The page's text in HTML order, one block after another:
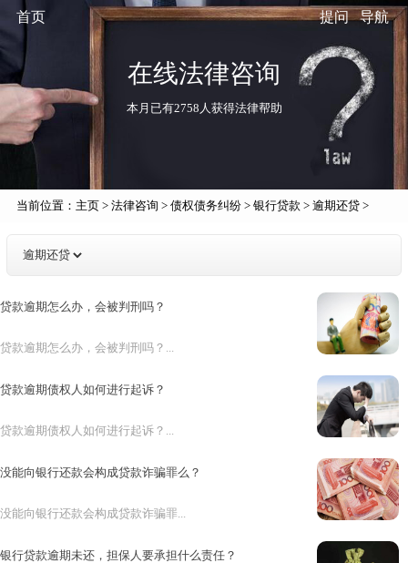
首页 导航
提问
在线法律咨询
本月已有2758人获得法律帮助
当前位置： 主页> 法律咨询 > 债权债务纠纷> 银行贷款 > 逾期还贷>
贷款逾期怎么办，会被判刑吗？
贷款逾期怎么办，会被判刑吗？...
贷款逾期债权人如何进行起诉？
贷款逾期债权人如何进行起诉？...
没能向银行还款会构成贷款诈骗罪么？
没能向银行还款会构成贷款诈骗罪...
银行贷款逾期未还，担保人要承担什么责任？